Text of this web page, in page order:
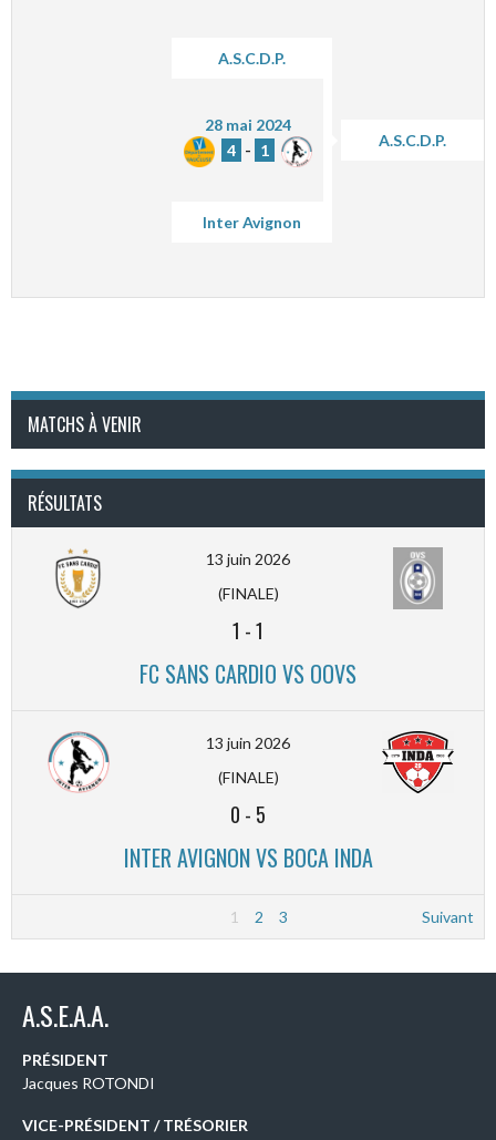
A.S.C.D.P.
28 mai 2024
4 - 1
A.S.C.D.P.
Inter Avignon
MATCHS À VENIR
RÉSULTATS
13 juin 2026
(FINALE)
1 -1
FC SANS CARDIO VS OOVS
13 juin 2026
(FINALE)
0 - 5
INTER AVIGNON VS BOCA INDA
1 2 3 Suivant
A.S.E.A.A.
PRÉSIDENT
Jacques ROTONDI
VICE-PRÉSIDENT / TRÉSORIER